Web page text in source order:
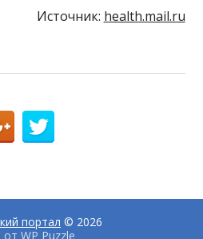
Источник: health.mail.ru
портал © 2026
от WP Puzzle